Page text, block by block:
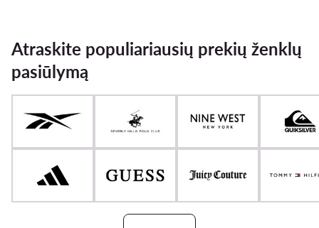
Atraskite populiariausių prekių ženklų
pasiūlymą